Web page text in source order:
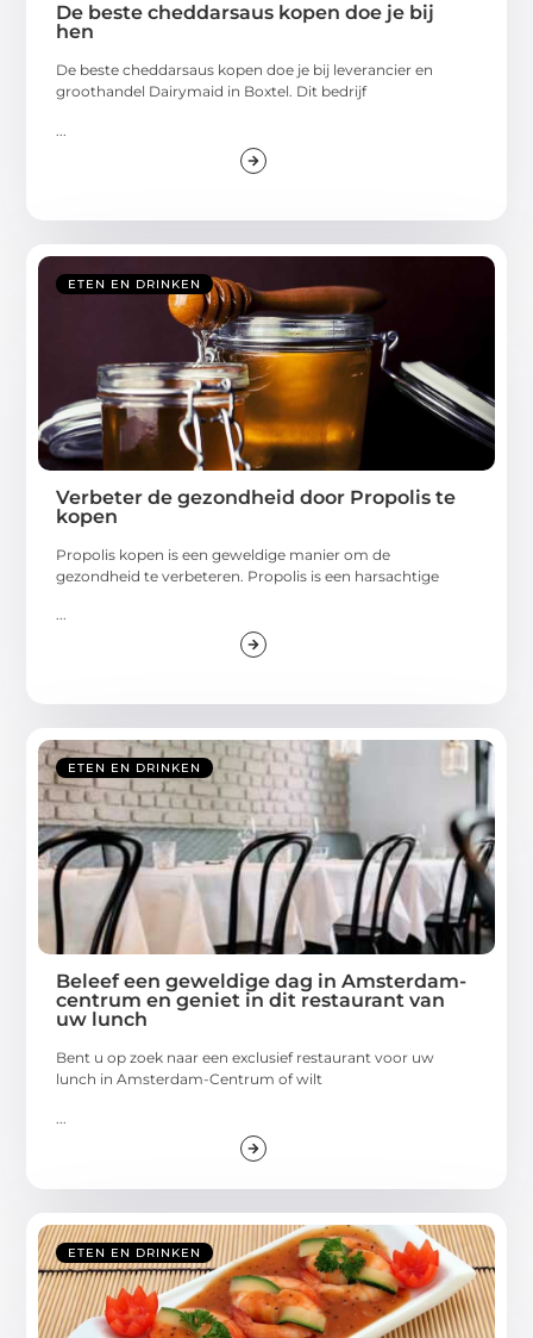
De beste cheddarsaus kopen doe je bij
hen
De beste cheddarsaus kopen doe je bij leverancier en
groothandel Dairymaid in Boxtel. Dit bedrijf
ETEN EN DRINKEN
Verbeter de gezondheid door Propolis te
kopen
Propolis kopen is een geweldige manier om de
gezondheid te verbeteren. Propolis is een harsachtige
...
ETEN EN DRINKEN
Beleef een geweldige dag in Amsterdam-
centrum en geniet in dit restaurant van
uw lunch
Bent u op zoek naar een exclusief restaurant voor uw
lunch in Amsterdam-Centrum of wilt
ETEN EN DRINKEN